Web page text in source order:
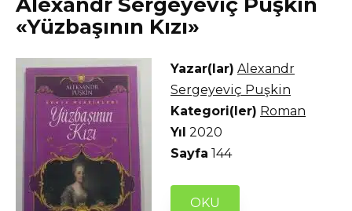
«Yüzbaşının Kızı»
Yazar(lar) Alexandr
Sergeyeviç Puşkin
Kategori(ler) Roman
Yıl 2020
Sayfa 144
OKU